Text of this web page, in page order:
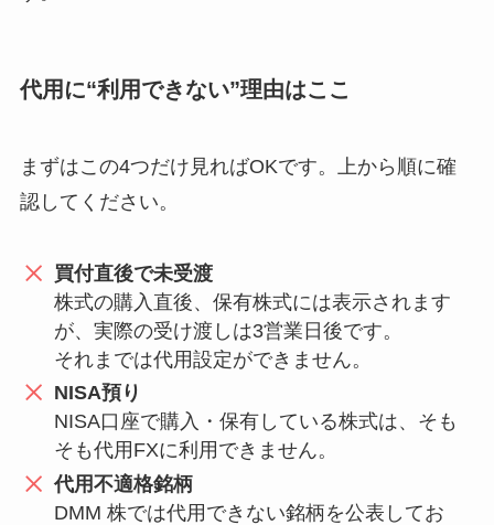
代用に“利用できない”理由はここ
まずはこの4つだけ見ればOKです。上から順に確
認してください。
買付直後で未受渡
株式の購入直後、保有株式には表示されます
が、実際の受け渡しは3営業日後です。
それまでは代用設定ができません。
NISA預り
NISA口座で購入・保有している株式は、そも
そも代用FXに利用できません。
代用不適格銘柄
DMM 株では代用できない銘柄を公表してお